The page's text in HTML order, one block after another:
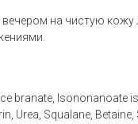
на чистую кожу
branate, Isononanoate
Urea, Squalane, Betaine,